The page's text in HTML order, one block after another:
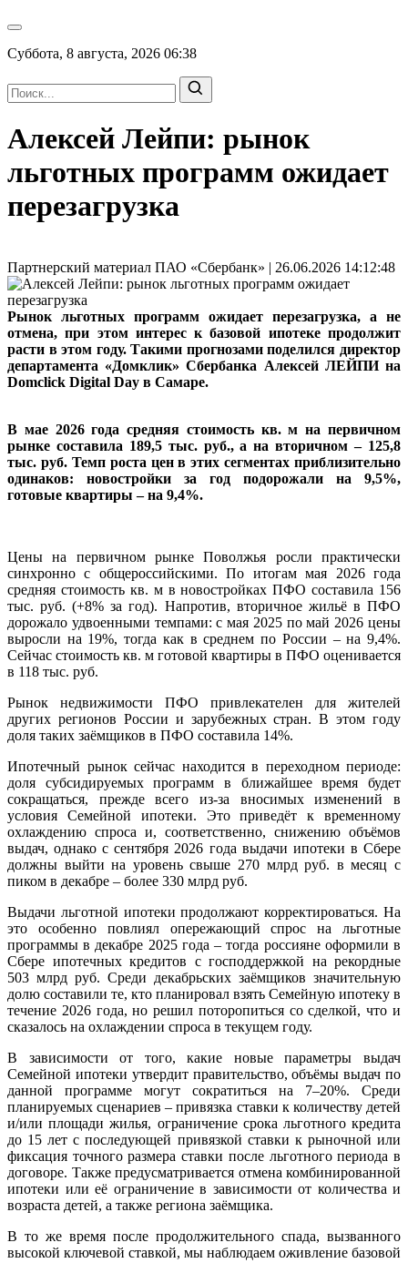
Суббота, 8 августа, 2026 06:38
Алексей Лейпи: рынок
льготных программ ожидает
перезагрузка
Партнерский материал ПАО «Сбербанк» | 26.06.2026 14:12:48
Рынок льготных программ ожидает перезагрузка, а не
отмена, при этом интерес к базовой ипотеке продолжит
расти в этом году. Такими прогнозами поделился директор
департамента «Домклик» Сбербанка Алексей ЛЕЙПИ на
Domclick Digital Day в Самаре.
В мае 2026 года средняя стоимость кв. м на первичном
рынке составила 189,5 тыс. руб., а на вторичном – 125,8
тыс. руб. Темп роста цен в этих сегментах приблизительно
одинаков: новостройки за год подорожали на 9,5%,
готовые квартиры – на 9,4%.
Цены на первичном рынке Поволжья росли практически
синхронно с общероссийскими. По итогам мая 2026 года
средняя стоимость кв. м в новостройках ПФО составила 156
тыс. руб. (+8% за год). Напротив, вторичное жильё в ПФО
дорожало удвоенными темпами: с мая 2025 по май 2026 цены
выросли на 19%, тогда как в среднем по России – на 9,4%.
Сейчас стоимость кв. м готовой квартиры в ПФО оценивается
в 118 тыс. руб.
Рынок недвижимости ПФО привлекателен для жителей
других регионов России и зарубежных стран. В этом году
доля таких заёмщиков в ПФО составила 14%.
Ипотечный рынок сейчас находится в переходном периоде:
доля субсидируемых программ в ближайшее время будет
сокращаться, прежде всего из-за вносимых изменений в
условия Семейной ипотеки. Это приведёт к временному
охлаждению спроса и, соответственно, снижению объёмов
выдач, однако с сентября 2026 года выдачи ипотеки в Сбере
должны выйти на уровень свыше 270 млрд руб. в месяц с
пиком в декабре – более 330 млрд руб.
Выдачи льготной ипотеки продолжают корректироваться. На
это особенно повлиял опережающий спрос на льготные
программы в декабре 2025 года – тогда россияне оформили в
Сбере ипотечных кредитов с господдержкой на рекордные
503 млрд руб. Среди декабрьских заёмщиков значительную
долю составили те, кто планировал взять Семейную ипотеку в
течение 2026 года, но решил поторопиться со сделкой, что и
сказалось на охлаждении спроса в текущем году.
В зависимости от того, какие новые параметры выдач
Семейной ипотеки утвердит правительство, объёмы выдач по
данной программе могут сократиться на 7–20%. Среди
планируемых сценариев – привязка ставки к количеству детей
и/или площади жилья, ограничение срока льготного кредита
до 15 лет с последующей привязкой ставки к рыночной или
фиксация точного размера ставки после льготного периода в
договоре. Также предусматривается отмена комбинированной
ипотеки или её ограничение в зависимости от количества и
возраста детей, а также региона заёмщика.
В то же время после продолжительного спада, вызванного
высокой ключевой ставкой, мы наблюдаем оживление базовой